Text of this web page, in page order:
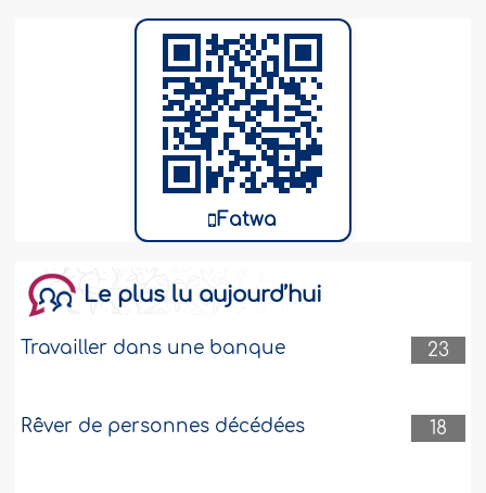
Fatwa
Le plus lu aujourd’hui
23
Travailler dans une banque
18
Rêver de personnes décédées